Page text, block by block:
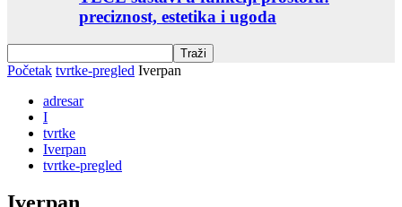
preciznost, estetika i ugoda
Početak tvrtke-pregled Iverpan
adresar
I
tvrtke
Iverpan
tvrtke-pregled